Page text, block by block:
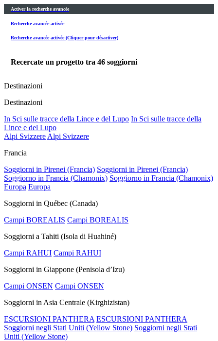
Activer la recherche avancée
Recherche avancée activée
Recherche avancée activée (Cliquer pour désactiver)
Recercate un progetto tra 46 soggiorni
Destinazioni
Destinazioni
In Sci sulle tracce della Lince e del Lupo In Sci sulle tracce della
Lince e del Lupo
Alpi SvizzereAlpi Svizzere
Francia
Soggiorni in Pirenei (Francia) Soggiorni in Pirenei (Francia)
Soggiorno in Francia (Chamonix) Soggiorno in Francia (Chamonix)
Europa Europa
Soggiorni in Québec (Canada)
Campi BOREALIS Campi BOREALIS
Soggiorni a Tahiti (Isola di Huahiné)
Campi RAHUI Campi RAHUI
Soggiorni in Giappone (Penisola d’Izu)
Campi ONSEN Campi ONSEN
Soggiorni in Asia Centrale (Kirghizistan)
ESCURSIONI PANTHERA ESCURSIONI PANTHERA
Soggiorni negli Stati Uniti (Yellow Stone) Soggiorni negli Stati
Uniti (Yellow Stone)